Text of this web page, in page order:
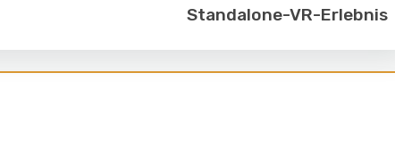
Standalone-VR-Erlebnis